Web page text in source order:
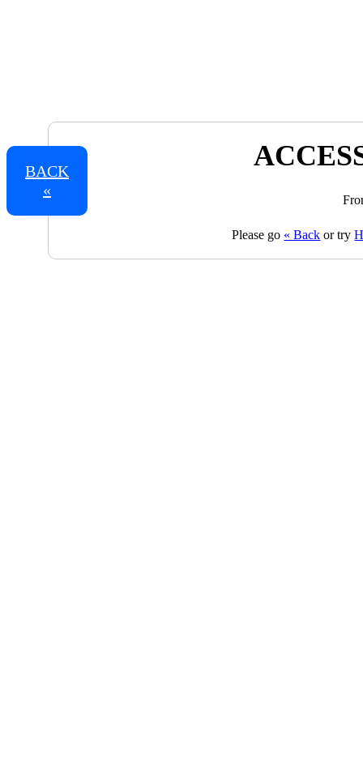
BACK
«
Please go « Back or try